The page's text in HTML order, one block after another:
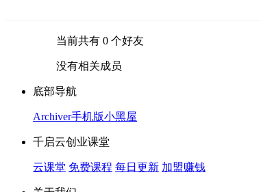
当前共有 0 个好友
没有相关成员
底部导航
Archiver手机版小黑屋
千启云创业课堂
云课堂 免费课程 每日更新 加盟赚钱